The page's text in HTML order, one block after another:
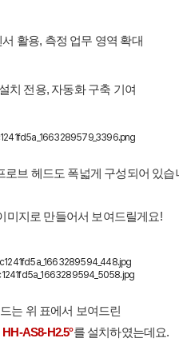
활용, 측정 업무 영역 확대
치 전용, 자동화 구축 기여
브 헤드도 폭넓게 구성되어 있습
미지로 만들어서 보여드릴게요!
는 위 표에서 보여드린
HH-AS8-H2.5°를 설치하였는데요.